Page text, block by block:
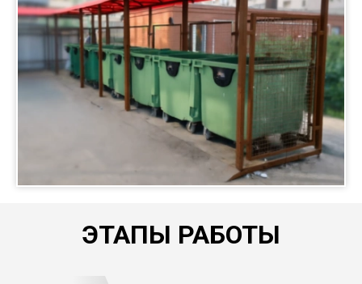
ЭТАПЫ РАБОТЫ